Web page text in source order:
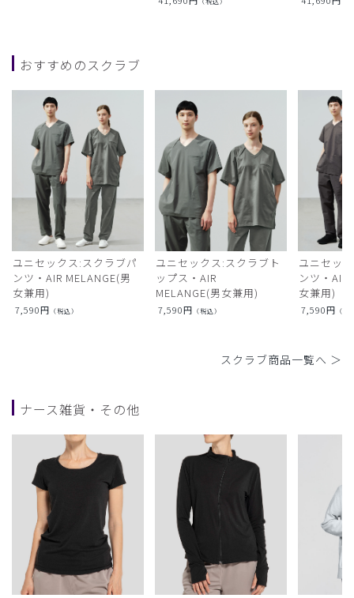
おすすめのスクラブ
ユニセックス:スクラブパ
ンツ・AIR MELANGE(男
女兼用)
7,590円 （税込）
ユニセックス:スクラブト
ップス・AIR
MELANGE(男女兼用)
7,590円 （税込）
ユニセッ
ンツ・AIR
女兼用)
7,590円 （税
スクラブ商品一覧へ ＞
ナース雑貨・その他